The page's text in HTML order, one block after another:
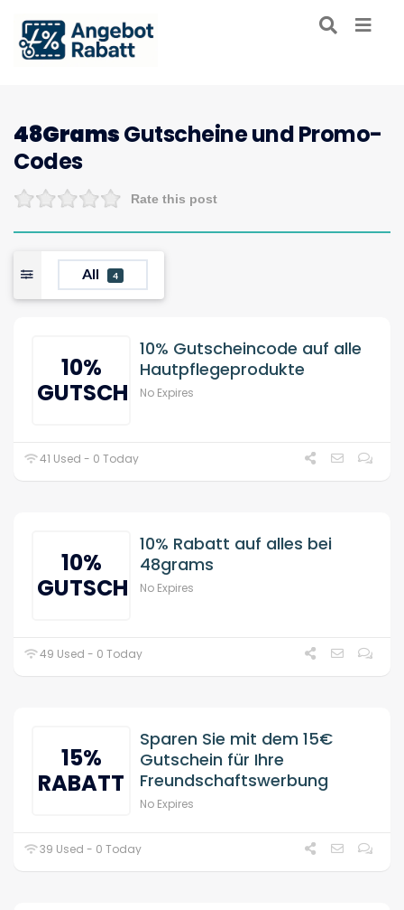
48GramsGutscheine und Promo-
Codes
Rate this post
All 4
10%
GUTSCHEIN
10% Gutscheincode auf alle
Hautpflegeprodukte
No Expires
41 Used - 0 Today
10%
GUTSCHEIN
10% Rabatt auf alles bei
48grams
No Expires
49 Used - 0 Today
15%
RABATT
Sparen Sie mit dem 15€
Gutschein für Ihre
Freundschaftswerbung
No Expires
39 Used - 0 Today